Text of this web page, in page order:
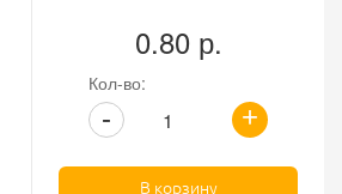
0.80 р.
Кол-во:
+
-
В корзину